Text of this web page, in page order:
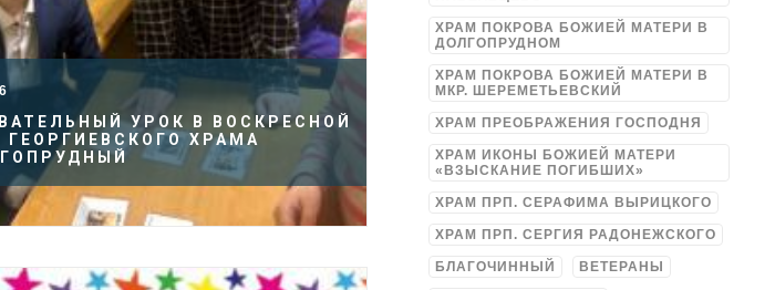
УРОК В ВОСКРЕСНОЙ
ХРАМА
ХРАМ ПОКРОВА БОЖИЕЙ МАТЕРИ В
ДОЛГОПРУДНОМ
ХРАМ ПОКРОВА БОЖИЕЙ МАТЕРИ В
МКР. ШЕРЕМЕТЬЕВСКИЙ
ХРАМ ПРЕОБРАЖЕНИЯ ГОСПОДНЯ
ХРАМ ИКОНЫ БОЖИЕЙ МАТЕРИ
«ВЗЫСКАНИЕ ПОГИБШИХ»
ХРАМ ПРП. СЕРАФИМА ВЫРИЦКОГО
ХРАМ ПРП. СЕРГИЯ РАДОНЕЖСКОГО
БЛАГОЧИННЫЙ ВЕТЕРАНЫ